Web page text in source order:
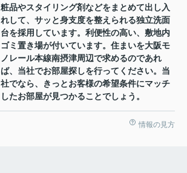
粧品やスタイリング剤などをまとめて出し入
れして、サッと身支度を整えられる独立洗面
台を採用しています。利便性の高い、敷地内
ゴミ置き場が付いています。住まいを大阪モ
ノレール本線南摂津周辺で求めるのであれ
ば、当社でお部屋探しを行ってください。当
社でなら、きっとお客様の希望条件にマッチ
したお部屋が見つかることでしょう。
情報の見方